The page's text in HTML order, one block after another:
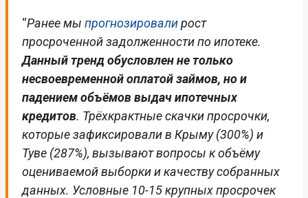
“Ранее мы прогнозировалирост
просроченной задолженности по ипотеке.
Данный тренд обусловлен не только
несвоевременной оплатой займов, но и
падением объёмов выдач ипотечных
кредитов. Трёхкрактные скачки просрочки,
которые зафиксировали в Крыму (300%) и
Туве (287%), вызывают вопросы к объёму
оцениваемой выборки и качеству собранных
данных. Условные 10-15 крупных просрочек